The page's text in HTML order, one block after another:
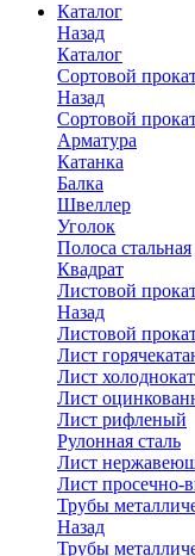
Каталог
Назад
Каталог
Сортовой
Назад
Сортовой
Арматура
Катанка
Балка
Швеллер
Уголок
Полоса стальная
Квадрат
Листовой
Назад
Листовой
Лист
Лист
Лист
Лист рифленый
Рулонная сталь
Лист
Лист
Трубы
Назад
Трубы